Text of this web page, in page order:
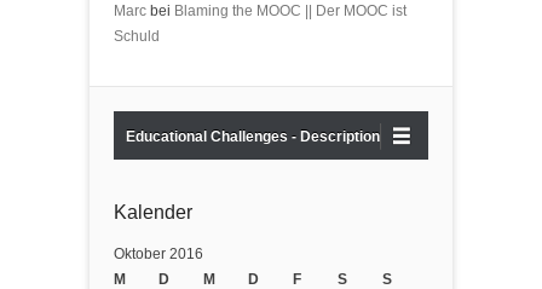
Marc bei Blaming the MOOC || Der MOOC ist
Schuld
Educational Challenges - Description
Kalender
Oktober 2016
M
D M D F S S